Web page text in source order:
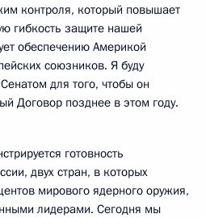
контроля, который повышает
гибкость защите нашей
обеспечению Америкой
союзников. Я буду
для того, чтобы он
Договор позднее в этом году.
готовность
двух стран, в которых
мирового ядерного оружия,
лидерами. Сегодня мы